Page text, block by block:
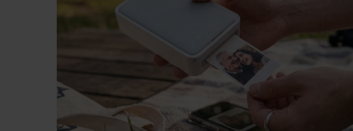
herinneringen die je eigenlijk nooit meer
terugkijkt? Met deze mini fotoprinter van
Action geef je ze eindelijk een plekje buiten je
camerarol. En het leuke: binnen één minuut
heb je jouw foto al in handen.